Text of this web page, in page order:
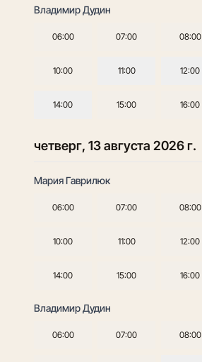
Владимир Дудин
06:00 07:00 08:00
10:00 11:00 12:00
14:00 15:00 16:00
четверг, 13 августа 2026 г.
Мария Гаврилюк
06:00 07:00 08:00
10:00 11:00 12:00
14:00 15:00 16:00
Владимир Дудин
06:00 07:00 08:00